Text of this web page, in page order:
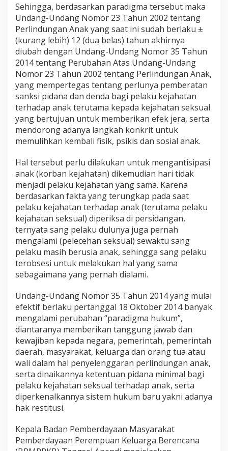
Sehingga, berdasarkan paradigma tersebut maka
Undang-Undang Nomor 23 Tahun 2002 tentang
Perlindungan Anak yang saat ini sudah berlaku ±
(kurang lebih) 12 (dua belas) tahun akhirnya
diubah dengan Undang-Undang Nomor 35 Tahun
2014 tentang Perubahan Atas Undang-Undang
Nomor 23 Tahun 2002 tentang Perlindungan Anak,
yang mempertegas tentang perlunya pemberatan
sanksi pidana dan denda bagi pelaku kejahatan
terhadap anak terutama kepada kejahatan seksual
yang bertujuan untuk memberikan efek jera, serta
mendorong adanya langkah konkrit untuk
memulihkan kembali fisik, psikis dan sosial anak.
Hal tersebut perlu dilakukan untuk mengantisipasi
anak (korban kejahatan) dikemudian hari tidak
menjadi pelaku kejahatan yang sama. Karena
berdasarkan fakta yang terungkap pada saat
pelaku kejahatan terhadap anak (terutama pelaku
kejahatan seksual) diperiksa di persidangan,
ternyata sang pelaku dulunya juga pernah
mengalami (pelecehan seksual) sewaktu sang
pelaku masih berusia anak, sehingga sang pelaku
terobsesi untuk melakukan hal yang sama
sebagaimana yang pernah dialami.
Undang-Undang Nomor 35 Tahun 2014 yang mulai
efektif berlaku pertanggal 18 Oktober 2014 banyak
mengalami perubahan “paradigma hukum”,
diantaranya memberikan tanggung jawab dan
kewajiban kepada negara, pemerintah, pemerintah
daerah, masyarakat, keluarga dan orang tua atau
wali dalam hal penyelenggaran perlindungan anak,
serta dinaikannya ketentuan pidana minimal bagi
pelaku kejahatan seksual terhadap anak, serta
diperkenalkannya sistem hukum baru yakni adanya
hak restitusi.
Kepala Badan Pemberdayaan Masyarakat
Pemberdayaan Perempuan Keluarga Berencana